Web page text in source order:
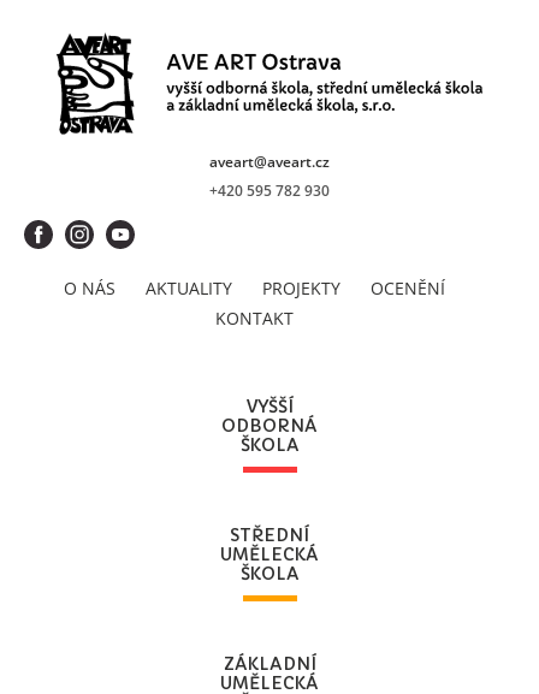
O NÁS AKTUALITY PROJEKTY
OCENĚNÍ
KONTAKT
aveart@aveart.cz
+420 595 782 930
VYŠŠÍ
ODBORNÁ
ŠKOLA
STŘEDNÍ
UMĚLECKÁ
ŠKOLA
ZÁKLADNÍ
UMĚLECKÁ